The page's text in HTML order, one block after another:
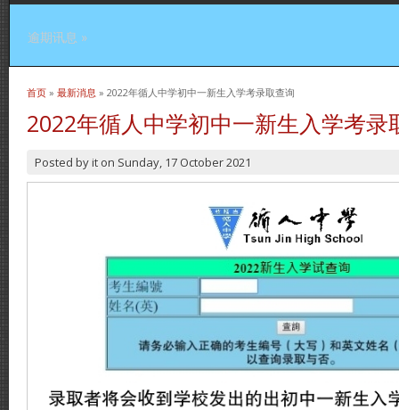
逾期讯息 »
当前位置
首页 » 最新消息 » 2022年循人中学初中一新生入学考录取查询
2022年循人中学初中一新生入学考录
Posted byit on Sunday, 17 October 2021